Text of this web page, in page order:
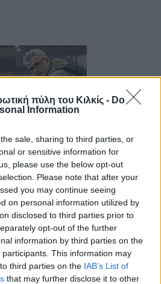
πύλη του Κιλκίς - Do
Information
sale, sharing to third parties, or
or sensitive information for
please use the below opt-out
Please note that after your
you may continue seeing
on personal information utilized by
disclosed to third parties prior to
opt-out of the further
information by third parties on the
participants. This information may
third parties on the IAB’s List of
that may further disclose it to other